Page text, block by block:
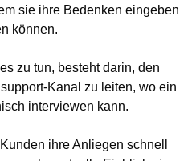
sie ihre Bedenken eingeben
können.
zu tun, besteht darin, den
Kanal zu leiten, wo ein
interviewen kann.
ihre Anliegen schnell